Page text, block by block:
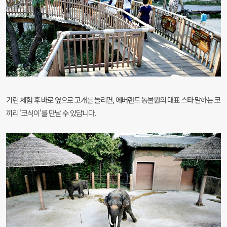
기린 체험 후 바로 옆으로 고개를 돌리면, 에버랜드 동물원의 대표 스타 말하는 코
끼리 '코식이'를 만날 수 있답니다.